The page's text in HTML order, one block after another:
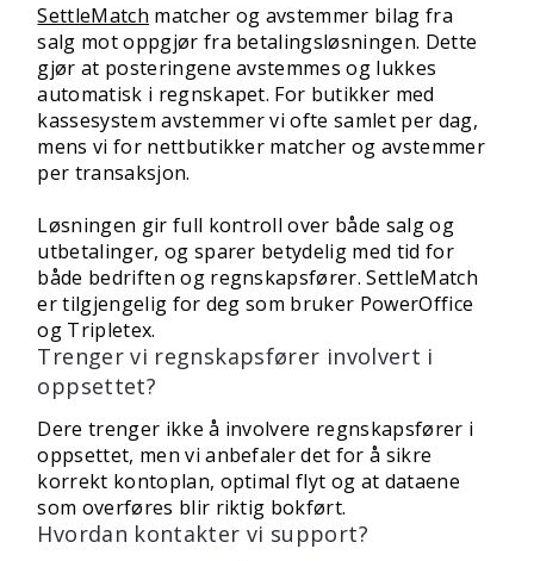
SettleMatch matcher og avstemmer bilag fra
salg mot oppgjør fra betalingsløsningen. Dette
gjør at posteringene avstemmes og lukkes
automatisk i regnskapet. For butikker med
kassesystem avstemmer vi ofte samlet per dag,
mens vi for nettbutikker matcher og avstemmer
per transaksjon.
Løsningen gir full kontroll over både salg og
utbetalinger, og sparer betydelig med tid for
både bedriften og regnskapsfører. SettleMatch
er tilgjengelig for deg som bruker PowerOffice
og Tripletex.
Trenger vi regnskapsfører involvert i
oppsettet?
Dere trenger ikke å involvere regnskapsfører i
oppsettet, men vi anbefaler det for å sikre
korrekt kontoplan, optimal flyt og at dataene
som overføres blir riktig bokført.
Hvordan kontakter vi support?